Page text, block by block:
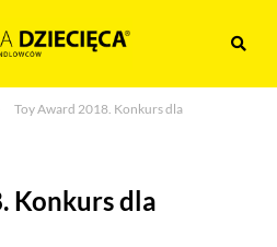
Toy Award 2018. Konkurs dla
Konkurs dla